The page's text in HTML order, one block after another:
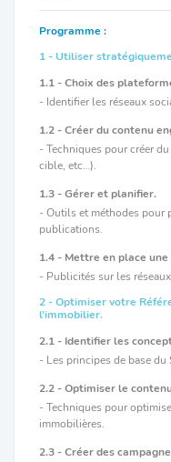
Programme :
1 - Utiliser
1.1 - Choix des
- Identifier les réseaux
1.2 - Créer du contenu
- Techniques pour créer
cible, etc…).
1.3 - Gérer et planifier.
- Outils et méthodes pour
publications.
1.4 - Mettre en place
- Publicités sur les
2 - Optimiser votre
l’immobilier.
2.1 - Identifier les
- Les principes de base du
2.2 - Optimiser le
- Techniques pour
immobilières.
2.3 - Créer des